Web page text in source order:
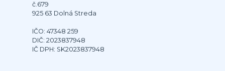
č.679
925 63 Dolná Streda
IČO: 47348 259
DIČ: 2023837948
IČ DPH: SK2023837948